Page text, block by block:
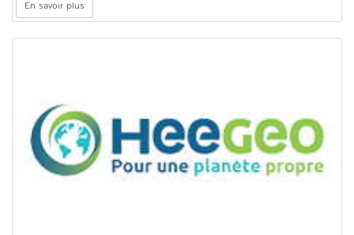
En savoir plus